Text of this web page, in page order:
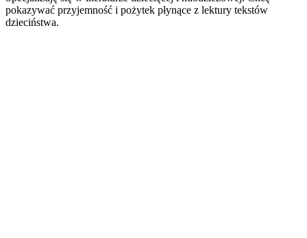
pokazywać przyjemność i pożytek płynące z lektury tekstów
dzieciństwa.